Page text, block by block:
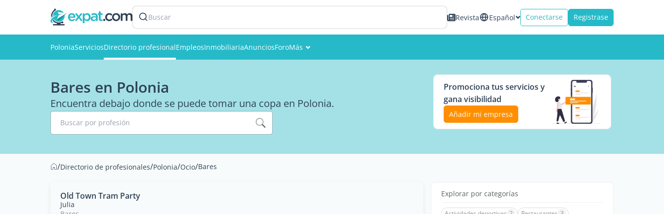
Buscar Revista Español Conectarse Registrase
PoloniaServiciosDirectorio profesionalEmpleosInmobiliariaAnunciosForoMás
Bares en Polonia
Encuentra debajo donde se puede tomar una copa en Polonia.
Buscar por profesión
Promociona tus servicios y
gana visibilidad
Añadir mi empresa
/Directorio de profesionales/Polonia/Ocio/Bares
Old Town Tram Party
Julia
Explorar por categorías